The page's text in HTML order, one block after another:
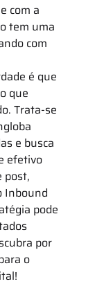
com a
tem uma
com
é que
que
Trata-se
e busca
efetivo
post,
Inbound
pode
por
o